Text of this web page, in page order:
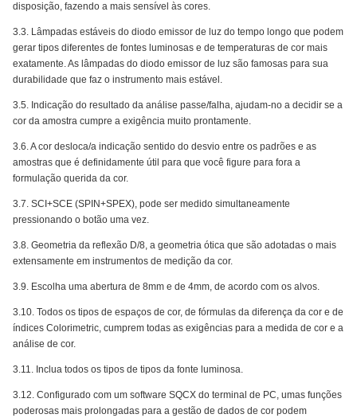
disposição, fazendo a mais sensível às cores.
3.3. Lâmpadas estáveis do diodo emissor de luz do tempo longo que podem
gerar tipos diferentes de fontes luminosas e de temperaturas de cor mais
exatamente. As lâmpadas do diodo emissor de luz são famosas para sua
durabilidade que faz o instrumento mais estável.
3.5. Indicação do resultado da análise passe/falha, ajudam-no a decidir se a
cor da amostra cumpre a exigência muito prontamente.
3.6. A cor desloca/a indicação sentido do desvio entre os padrões e as
amostras que é definidamente útil para que você figure para fora a
formulação querida da cor.
3.7. SCI+SCE (SPIN+SPEX), pode ser medido simultaneamente
pressionando o botão uma vez.
3.8. Geometria da reflexão D/8, a geometria ótica que são adotadas o mais
extensamente em instrumentos de medição da cor.
3.9. Escolha uma abertura de 8mm e de 4mm, de acordo com os alvos.
3.10. Todos os tipos de espaços de cor, de fórmulas da diferença da cor e de
índices Colorimetric, cumprem todas as exigências para a medida de cor e a
análise de cor.
3.11. Inclua todos os tipos de tipos da fonte luminosa.
3.12. Configurado com um software SQCX do terminal de PC, umas funções
poderosas mais prolongadas para a gestão de dados de cor podem